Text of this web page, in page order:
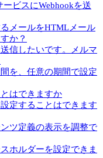
ビスにWebhookを送
メールをHTMLメール
か？
信したいです。メルマ
を、任意の期間で設定
はできますか
定することはできます
ツ定義の表示を調整で
ホルダーを設定できま